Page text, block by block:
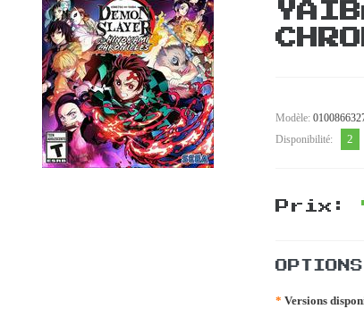
Modèle:
Disponibilité:
2
Prix:
* Versions